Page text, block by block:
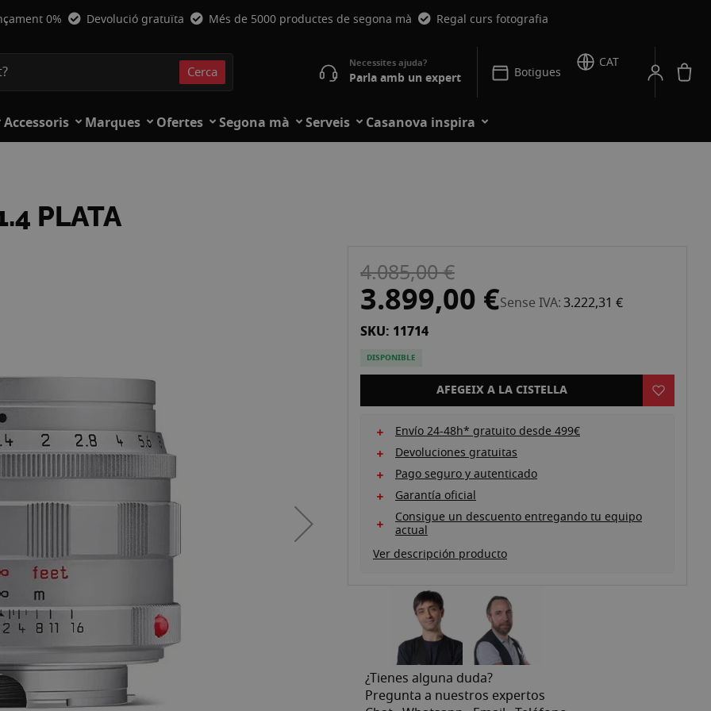
0% Devolució gratuïta Més de 5000 productes de segona mà Regal curs fotografia
Cerca Parla amb un expert Botigues
CAT
Accessoris Marques Ofertes Segona mà Serveis Casanova inspira
PLATA
4.085,00 €
3.899,00 €Sense IVA 3.222,31 €
SKU: 11714
DISPONIBLE
AFEGEIX A LA CISTELLA
Envío 24-48h* gratuito desde 499€
Devoluciones gratuitas
Pago seguro y autenticado
Garantía oficial
Consigue un descuento entregando tu equipo
actual
Ver descripción producto
¿Tienes alguna duda?
Pregunta a nuestros expertos